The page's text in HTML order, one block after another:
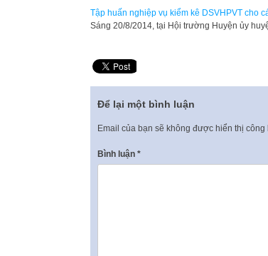
Tập huấn nghiệp vụ kiểm kê DSVHPVT cho
​Sáng 20/8/2014, tại Hội trường Huyện ủy
Để lại một bình luận
Email của bạn sẽ không được hiển thị công
Bình luận *